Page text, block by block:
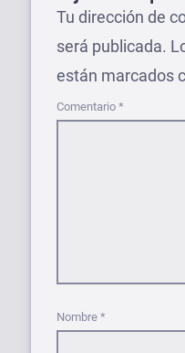
Tu dirección de
será publicada.
están marcados
Comentario *
Nombre *